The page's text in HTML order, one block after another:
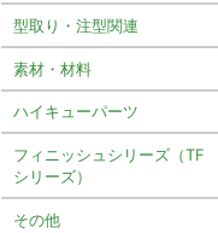
型取り・注型関連
素材・材料
ハイキューパーツ
フィニッシュシリーズ（TF
シリーズ）
その他